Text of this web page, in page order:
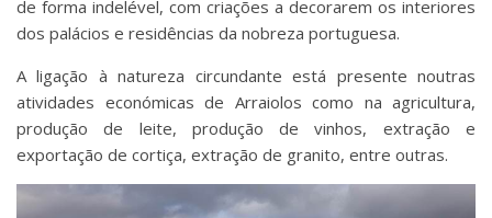
de forma indelével, com criações a decorarem os interiores
dos palácios e residências da nobreza portuguesa.
A ligação à natureza circundante está presente noutras
atividades económicas de Arraiolos como na agricultura,
produção de leite, produção de vinhos, extração e
exportação de cortiça, extração de granito, entre outras.